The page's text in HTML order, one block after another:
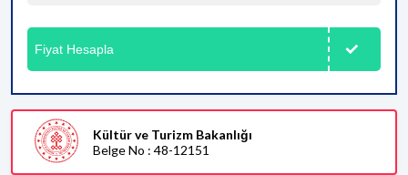
Fiyat Hesapla
Kültür ve Turizm Bakanlığı
Belge No : 48-12151